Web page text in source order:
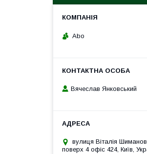
Abo
Вячеслав Янковський
вулиця Віталія
поверх 4 офіс 424, Київ,